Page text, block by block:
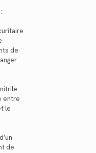
de
entre
le
de